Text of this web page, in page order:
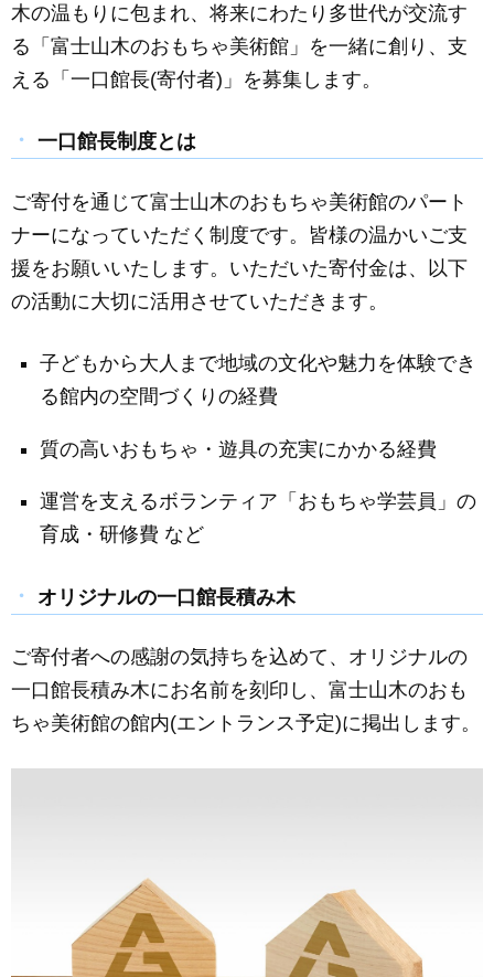
c
e
o
o
k
ail ss
e
n
g
er
e
木の温もりに包まれ、将来にわたり多世代が交流す
る「富士山木のおもちゃ美術館」を一緒に創り、支
える「一口館長(寄付者)」を募集します。
一口館長制度とは
ご寄付を通じて富士山木のおもちゃ美術館のパート
ナーになっていただく制度です。皆様の温かいご支
援をお願いいたします。いただいた寄付金は、以下
の活動に大切に活用させていただきます。
子どもから大人まで地域の文化や魅力を体験でき
る館内の空間づくりの経費
質の高いおもちゃ・遊具の充実にかかる経費
運営を支えるボランティア「おもちゃ学芸員」の
育成・研修費 など
オリジナルの一口館長積み木
ご寄付者への感謝の気持ちを込めて、オリジナルの
一口館長積み木にお名前を刻印し、富士山木のおも
ちゃ美術館の館内(エントランス予定)に掲出します。